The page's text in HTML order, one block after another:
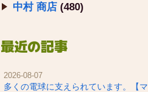
中村 商店 (480)
最近の記事
2026-08-07
多くの電球に支えられています。【マ